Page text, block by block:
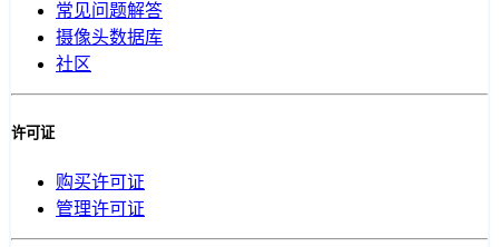
常见问题解答
摄像头数据库
社区
许可证
购买许可证
管理许可证